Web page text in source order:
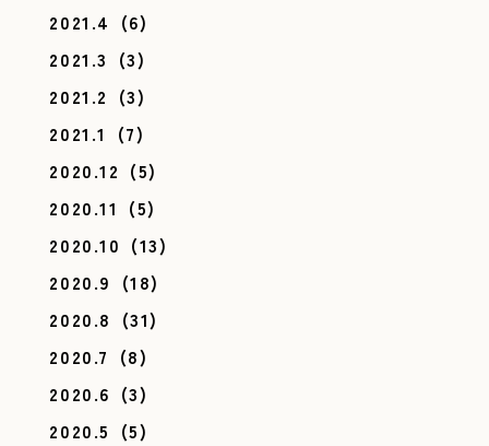
2021.4 (6)
2021.3 (3)
2021.2 (3)
2021.1
(7)
2020.12 (5)
2020.11 (5)
2020.10 (13)
2020.9 (18)
2020.8 (31)
2020.7 (8)
2020.6 (3)
2020.5 (5)